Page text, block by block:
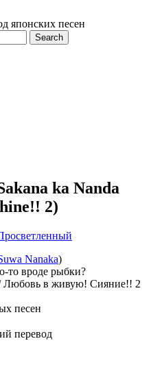
японских песен
ka Nanda
2)
Nanaka)
то вроде рыбки?
Любовь в живую! Сияние!! 2
песен
перевод